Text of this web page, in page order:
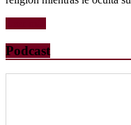
Podcast